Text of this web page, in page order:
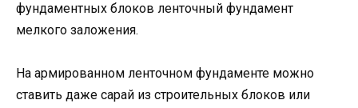
фундаментных блоков ленточный фундамент
мелкого заложения.
На армированном ленточном фундаменте можно
ставить даже сарай из строительных блоков или